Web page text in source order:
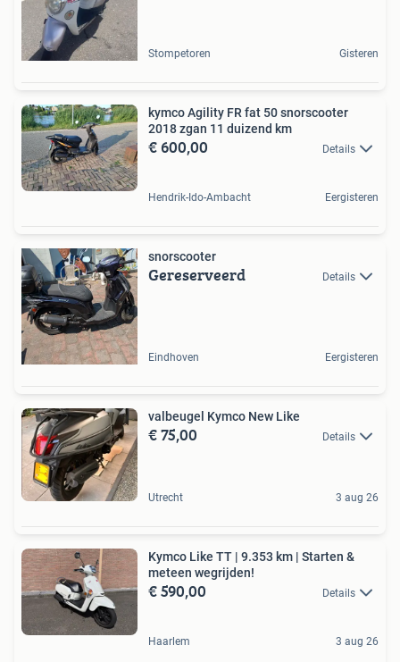
Stompetoren Gisteren
kymco Agility FR fat 50 snorscooter
2018 zgan 11 duizend km
€ 600,00 Details
Hendrik-Ido-Ambacht Eergisteren
snorscooter
Gereserveerd Details
Eindhoven Eergisteren
valbeugel Kymco New Like
€ 75,00 Details
Utrecht 3 aug 26
Kymco Like TT | 9.353 km | Starten &
meteen wegrijden!
€ 590,00 Details
Haarlem 3 aug 26